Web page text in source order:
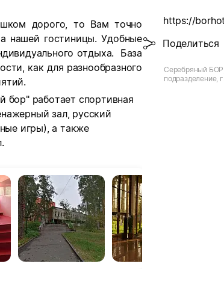
дорого, то Вам точно
нашей гостиницы. Удобные
отдыха. База
как для разнообразного
бор" работает спортивная
зал, русский
игры), а также
https://
Поделиться
Серебряный
подразделение,